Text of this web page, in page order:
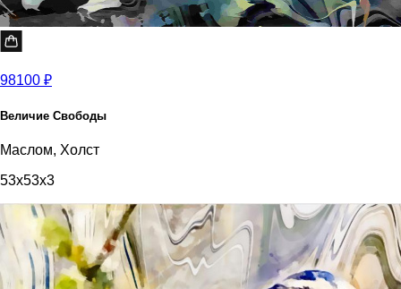
98100 ₽
Величие Свободы
Маслом, Холст
53x53x3